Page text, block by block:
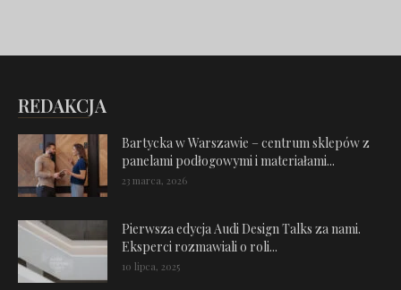
REDAKCJA
Bartycka w Warszawie – centrum sklepów z
panelami podłogowymi i materiałami...
23 marca, 2026
Pierwsza edycja Audi Design Talks za nami.
Eksperci rozmawiali o roli...
10 lipca, 2025